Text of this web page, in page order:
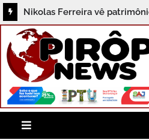
Nikolas Ferreira vê
mil para R$ 3,8 milhões
mandato na Câmara